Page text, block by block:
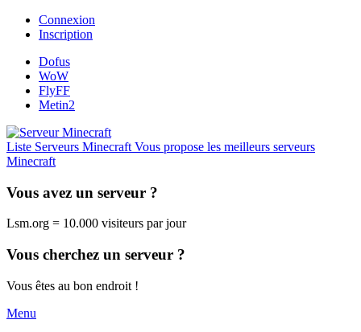
Connexion
Inscription
Dofus
WoW
FlyFF
Metin2
Liste Serveurs Minecraft Vous propose les meilleurs serveurs
Minecraft
Vous avez un serveur ?
Lsm.org = 10.000 visiteurs par jour
Vous cherchez un serveur ?
Vous êtes au bon endroit !
Menu